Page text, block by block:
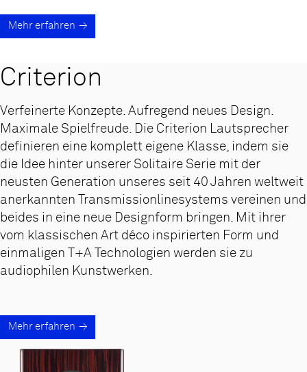
Mehr erfahren
Criterion
Verfeinerte Konzepte. Aufregend neues Design.
Maximale Spielfreude. Die Criterion Lautsprecher
definieren eine komplett eigene Klasse, indem sie
die Idee hinter unserer Solitaire Serie mit der
neusten Generation unseres seit 40 Jahren weltweit
anerkannten Transmissionlinesystems vereinen und
beides in eine neue Designform bringen. Mit ihrer
vom klassischen Art déco inspirierten Form und
einmaligen T+A Technologien werden sie zu
audiophilen Kunstwerken.
Mehr erfahren